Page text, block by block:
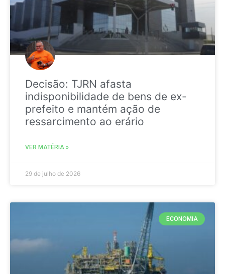
Decisão: TJRN afasta
indisponibilidade de bens de ex-
prefeito e mantém ação de
ressarcimento ao erário
VER MATÉRIA »
29 de julho de 2026
ECONOMIA